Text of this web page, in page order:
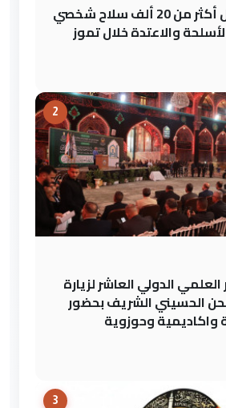
الداخلية: تسجيل أكثر من 20 ألف سلاح شخصي
والاعتدة خلال تموز
2
الدولي العاشر لزيارة
الحسيني الشريف بحضور
وحوزوية
3